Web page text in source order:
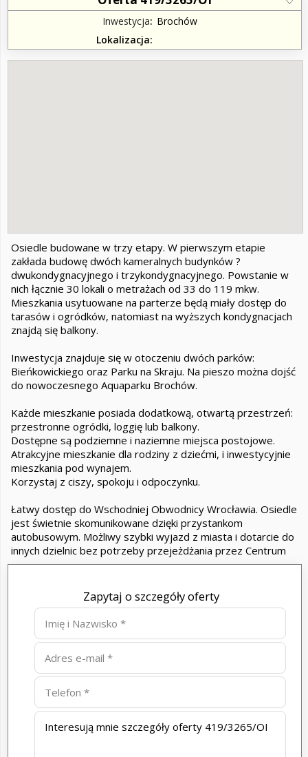
Inwestycja
Brochów
Lokalizacja
Osiedle budowane w trzy etapy. W pierwszym etapie
zakłada budowę dwóch kameralnych budynków ?
dwukondygnacyjnego i trzykondygnacyjnego. Powstanie w
nich łącznie 30 lokali o metrażach od 33 do 119 mkw.
Mieszkania usytuowane na parterze będą miały dostęp do
tarasów i ogródków, natomiast na wyższych kondygnacjach
znajdą się balkony.
Inwestycja znajduje się w otoczeniu dwóch parków:
Bieńkowickiego oraz Parku na Skraju. Na pieszo można dojść
do nowoczesnego Aquaparku Brochów.
Każde mieszkanie posiada dodatkową, otwartą przestrzeń:
przestronne ogródki, loggię lub balkony.
Dostępne są podziemne i naziemne miejsca postojowe.
Atrakcyjne mieszkanie dla rodziny z dziećmi, i inwestycyjnie
mieszkania pod wynajem.
Korzystaj z ciszy, spokoju i odpoczynku.
Łatwy dostęp do Wschodniej Obwodnicy Wrocławia. Osiedle
jest świetnie skomunikowane dzięki przystankom
autobusowym. Możliwy szybki wyjazd z miasta i dotarcie do
innych dzielnic bez potrzeby przejeżdżania przez Centrum
Zapytaj o szczegóły oferty